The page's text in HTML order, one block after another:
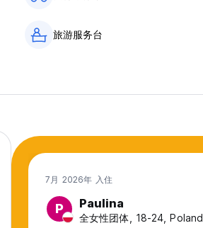
旅游服务台
7月 2026年 入住
P Paulina
全女性团体, 18-24, Poland